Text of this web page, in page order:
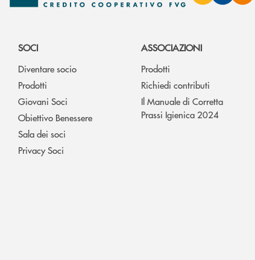
SOCI
Diventare socio
Prodotti
Giovani Soci
Obiettivo Benessere
Sala dei soci
Privacy Soci
ASSOCIAZIONI
Prodotti
Richiedi contributi
Il Manuale di Corretta
Prassi Igienica 2024